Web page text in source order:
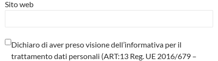
Sito web
Dichiaro di aver preso visione dell’informativa per il
trattamento dati personali (ART:13 Reg. UE 2016/679 –